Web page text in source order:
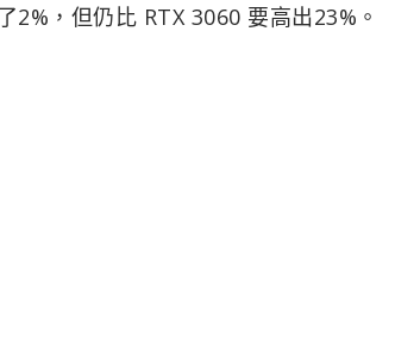
2%，但仍比 RTX 3060 要高出23%。